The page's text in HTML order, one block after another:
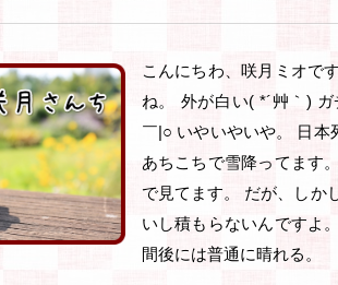
こんにちわ、咲月ミオで
ね。 外が白い( *´艸｀)
￣|○ いやいやいや。 日本
あちこちで雪降ってます
で見てます。 だが、しか
いし積もらないんですよ
間後には普通に晴れる。